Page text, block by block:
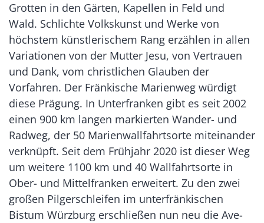
Grotten in den Gärten, Kapellen in Feld und
Wald. Schlichte Volkskunst und Werke von
höchstem künstlerischem Rang erzählen in allen
Variationen von der Mutter Jesu, von Vertrauen
und Dank, vom christlichen Glauben der
Vorfahren. Der Fränkische Marienweg würdigt
diese Prägung. In Unterfranken gibt es seit 2002
einen 900 km langen markierten Wander- und
Radweg, der 50 Marienwallfahrtsorte miteinander
verknüpft. Seit dem Frühjahr 2020 ist dieser Weg
um weitere 1100 km und 40 Wallfahrtsorte in
Ober- und Mittelfranken erweitert. Zu den zwei
großen Pilgerschleifen im unterfränkischen
Bistum Würzburg erschließen nun neu die Ave-